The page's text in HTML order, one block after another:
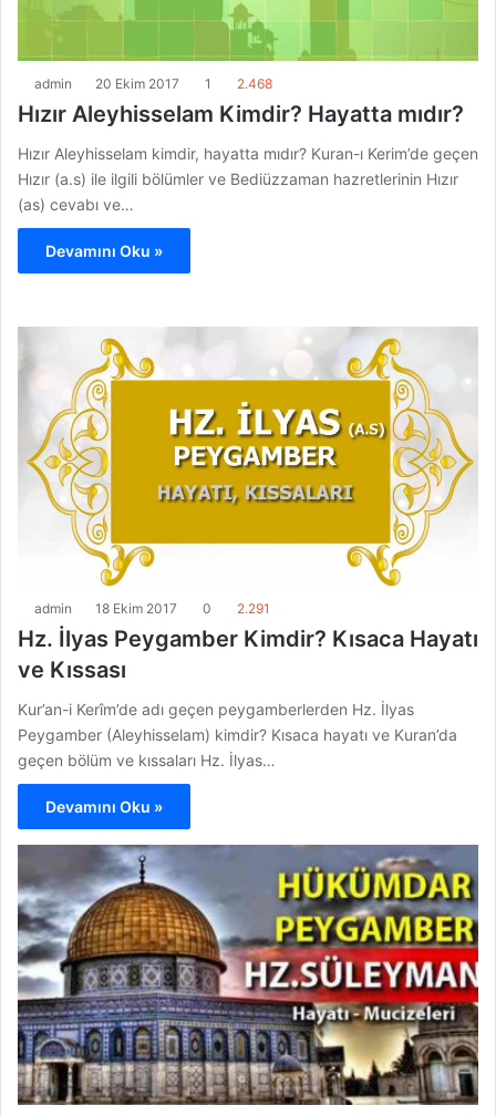
admin 20 Ekim 2017 1 2.468
Hızır Aleyhisselam Kimdir? Hayatta mıdır?
Hızır Aleyhisselam kimdir, hayatta mıdır? Kuran-ı Kerim’de geçen
Hızır (a.s) ile ilgili bölümler ve Bediüzzaman hazretlerinin Hızır
(as) cevabı ve…
Devamını Oku »
admin 18 Ekim 2017 0 2.291
Hz. İlyas Peygamber Kimdir? Kısaca Hayatı
ve Kıssası
Kur’an-i Kerîm’de adı geçen peygamberlerden Hz. İlyas
Peygamber (Aleyhisselam) kimdir? Kısaca hayatı ve Kuran’da
geçen bölüm ve kıssaları Hz. İlyas…
Devamını Oku »